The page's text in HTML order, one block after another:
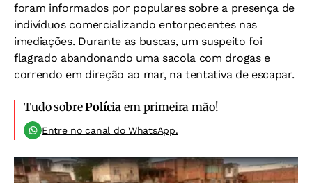
foram informados por populares sobre a presença de
indivíduos comercializando entorpecentes nas
imediações. Durante as buscas, um suspeito foi
flagrado abandonando uma sacola com drogas e
correndo em direção ao mar, na tentativa de escapar.
Tudo sobrePolícia em primeira mão!
Entre no canal do WhatsApp.